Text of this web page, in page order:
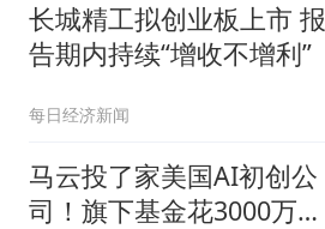
长城精工拟创业板上市 报
告期内持续“增收不增利”
每日经济新闻
马云投了家美国AI初创公
司！旗下基金花3000万美